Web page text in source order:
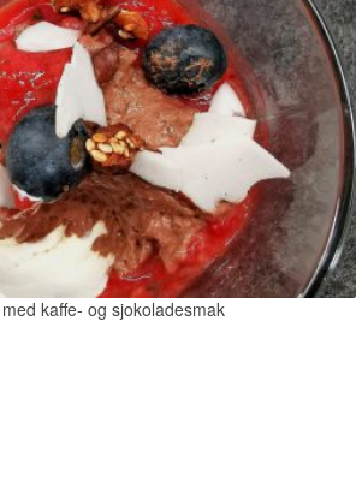
kaffe- og sjokoladesmak